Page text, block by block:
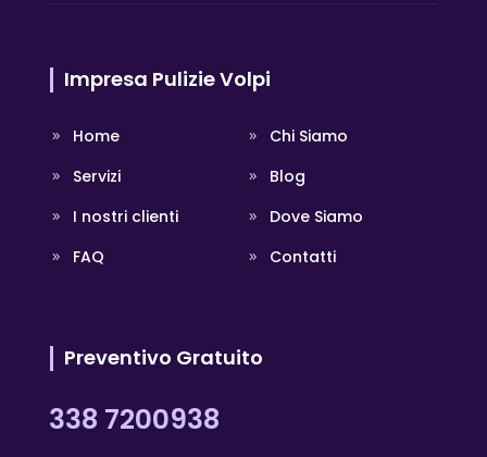
Impresa Pulizie Volpi
Home
Chi Siamo
Servizi
Blog
I nostri clienti
Dove Siamo
FAQ
Contatti
Preventivo Gratuito
338 7200938